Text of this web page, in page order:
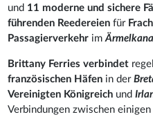
und 11 moderne und sichere
führenden Reedereien für
Passagierverkehr im
Brittany Ferries verbindet
französischen Häfen in der
Vereinigten Königreich und
Verbindungen zwischen